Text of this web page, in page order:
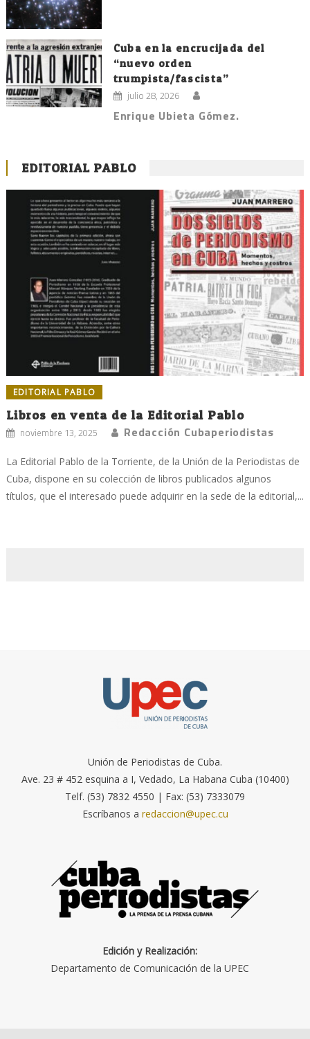
Cuba en la encrucijada del
“nuevo orden
trumpista/fascista”
julio 28, 2026
Enrique Ubieta Gómez.
EDITORIAL PABLO
EDITORIAL PABLO
Libros en venta de la Editorial Pablo
noviembre 13, 2025 Redacción Cubaperiodistas
La Editorial Pablo de la Torriente, de la Unión de la Periodistas de
Cuba, dispone en su colección de libros publicados algunos
títulos, que el interesado puede adquirir en la sede de la editorial,...
Unión de Periodistas de Cuba.
Ave. 23 # 452 esquina a I, Vedado, La Habana Cuba (10400)
Telf. (53) 7832 4550 | Fax: (53) 7333079
Escríbanos a redaccion@upec.cu
Edición y Realización:
Departamento de Comunicación de la UPEC